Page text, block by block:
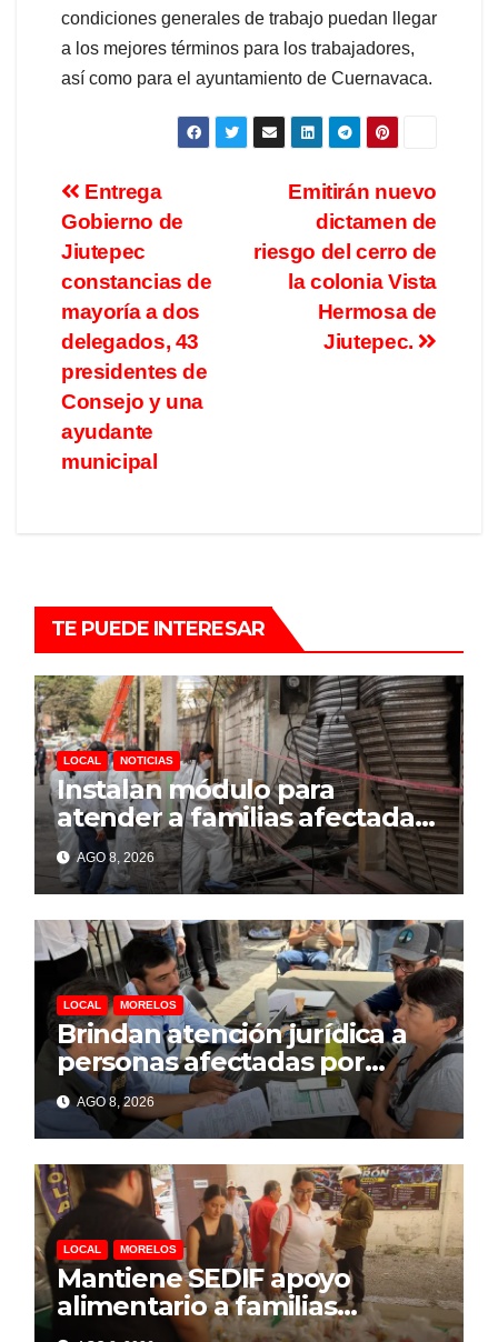
condiciones generales de trabajo puedan llegar
a los mejores términos para los trabajadores,
así como para el ayuntamiento de Cuernavaca.
Emitirán nuevo
dictamen de
riesgo del cerro de
la colonia Vista
Hermosa de
Jiutepec.
Entrega
Gobierno de
Jiutepec
constancias de
mayoría a dos
delegados, 43
presidentes de
Consejo y una
ayudante
municipal
TE PUEDE INTERESAR
LOCAL NOTICIAS
Instalan módulo para
atender a familias afectadas
por explosión en Las Granjas
AGO 8, 2026
LOCAL MORELOS
Brindan atención jurídica a
personas afectadas por
explosión de pipa en Las
Granjas
AGO 8, 2026
LOCAL MORELOS
Mantiene SEDIF apoyo
alimentario a familias
afectadas por explosión en